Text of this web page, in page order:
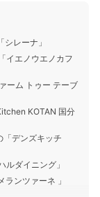
レーナ」
イエノウエノカフ
ーム トゥー テーブ
KOTAN 国分
「デンズキッチ
ダイニング」
ンツァーネ 」